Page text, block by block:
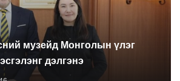
музейд Монголын үлэг
дэлгэнэ